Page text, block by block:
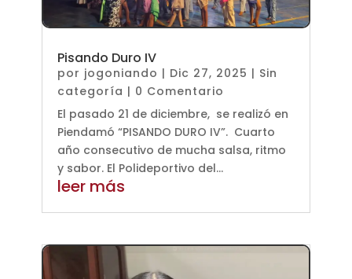
Pisando Duro IV
por jogoniando | Dic 27, 2025 | Sin
categoría | 0 Comentario
El pasado 21 de diciembre, se realizó en
Piendamó “PISANDO DURO IV”. Cuarto
año consecutivo de mucha salsa, ritmo
y sabor. El Polideportivo del...
leer más